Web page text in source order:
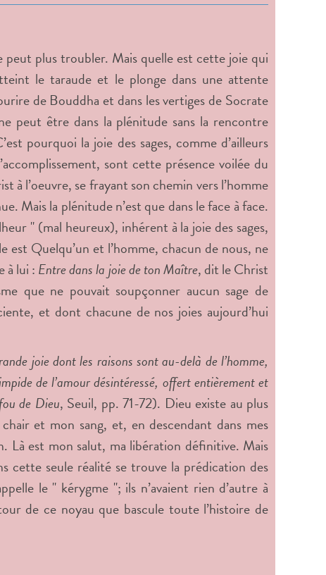
peut plus troubler. Mais quelle est cette joie qui
le taraude et le plonge dans une attente
de Bouddha et dans les vertiges de Socrate
peut être dans la plénitude sans la rencontre
pourquoi la joie des sages, comme d’ailleurs
sont cette présence voilée du
à l’oeuvre, se frayant son chemin vers l’homme
Mais la plénitude n’est que dans le face à face.
" (mal heureux), inhérent à la joie des sages,
Quelqu’un et l’homme, chacun de nous, ne
à lui : Entre dans la joie de ton Maître, dit le Christ
que ne pouvait soupçonner aucun sage de
et dont chacune de nos joies aujourd’hui
joie dont les raisons sont au-delà de l’homme,
de l’amour désintéressé, offert entièrement et
de Dieu, Seuil, pp. 71-72). Dieu existe au plus
et mon sang, et, en descendant dans mes
Là est mon salut, ma libération définitive. Mais
cette seule réalité se trouve la prédication des
le " kérygme "; ils n’avaient rien d’autre à
de ce noyau que bascule toute l’histoire de